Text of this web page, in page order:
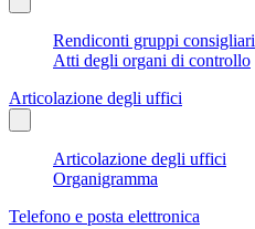
Rendiconti gruppi consigliari
Atti degli organi di controllo
Articolazione degli uffici
Articolazione degli uffici
Organigramma
Telefono e posta elettronica